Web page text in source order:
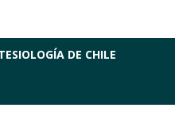
DE CHILE